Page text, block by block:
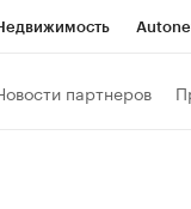
партнеров